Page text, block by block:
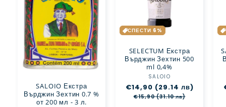
SALOIO Екстра
Върджин Зехтин 0.7 %
от 200 мл - 3 л.
СПЕСТИ 6%
SELECTUM Екстра
Върджин Зехтин 500
ml 0,4%
Доставчик:
SALOIO
Обичайна
цена
€14,90 (29.14 лв)
€15,90 (31.10 лв)